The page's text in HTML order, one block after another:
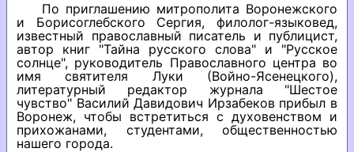
По приглашению митрополита Воронежского
и Борисоглебского Сергия, филолог-языковед,
известный православный писатель и публицист,
автор книг "Тайна русского слова" и "Русское
солнце", руководитель Православного центра во
имя святителя Луки (Войно-Ясенецкого),
литературный редактор журнала "Шестое
чувство" Василий Давидович Ирзабеков прибыл в
Воронеж, чтобы встретиться с духовенством и
прихожанами, студентами, общественностью
нашего города.